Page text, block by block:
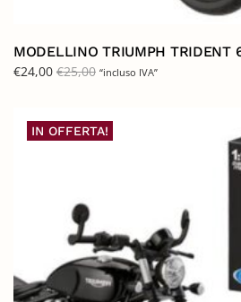
MODELLINO TRIUMPH TRIDENT
€24,00 €25,00 “incluso IVA”
IN OFFERTA!